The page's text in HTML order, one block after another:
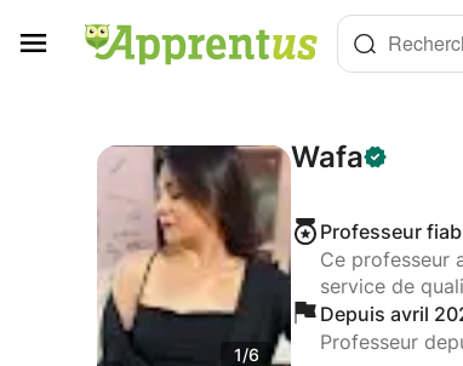
1/6
Wafa
Professeur
Ce professeur
service de
Depuis avril
Professeur